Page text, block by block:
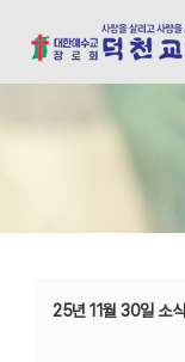
25년 11월 30일 소식